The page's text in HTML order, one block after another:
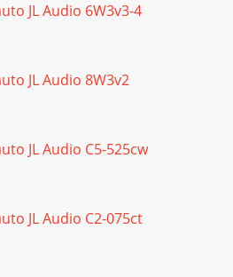
JL Audio 6W3v3-4
JL Audio 8W3v2
JL Audio C5-525cw
JL Audio C2-075ct